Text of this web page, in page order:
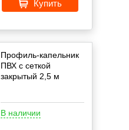
Купить
Профиль-капельник
ПВХ с сеткой
закрытый 2,5 м
В наличии